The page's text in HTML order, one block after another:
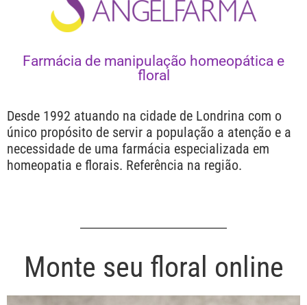
Farmácia de manipulação homeopática e
floral
Desde 1992 atuando na cidade de Londrina com o
único propósito de servir a população a atenção e a
necessidade de uma farmácia especializada em
homeopatia e florais. Referência na região.
Monte seu floral online